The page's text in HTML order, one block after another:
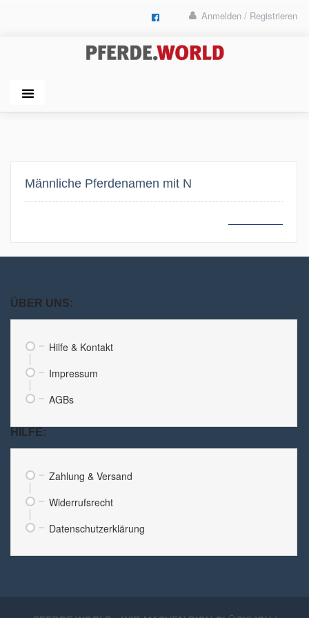
Anmelden / Registrieren
Männliche Pferdenamen mit N
ÜBER UNS:
Hilfe & Kontakt
Impressum
AGBs
HILFE:
Zahlung & Versand
Widerrufsrecht
Datenschutzerklärung